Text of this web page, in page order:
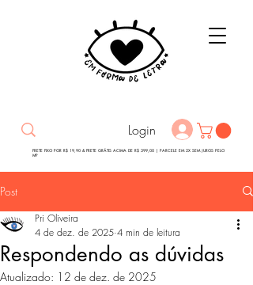
Login
FRETE FIXO POR R$ 19,90 & FRETE GRÁTIS ACIMA DE R$ 399,00 | PARCELE EM 2X SEM JUROS PELO
MP
Post
Respondendo as dúvidas
Pri Oliveira
4 de dez. de 2025 4 min de leitura
Atualizado: 12 de dez. de 2025